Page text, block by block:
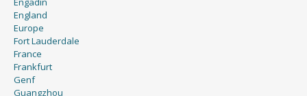
England
Europe
Fort Lauderdale
France
Frankfurt
Genf
Guangzhou